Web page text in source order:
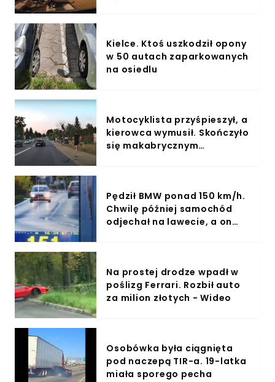
Kielce. Ktoś uszkodził opony
w 50 autach zaparkowanych
na osiedlu
Motocyklista przyśpieszył, a
kierowca wymusił. Skończyło
się makabrycznym
Pędził BMW ponad 150 km/h.
Chwilę później samochód
odjechał na lawecie, a on
Na prostej drodze wpadł w
poślizg Ferrari. Rozbił auto
za milion złotych - Wideo
Osobówka była ciągnięta
pod naczepą TIR-a. 19-latka
miała sporego pecha